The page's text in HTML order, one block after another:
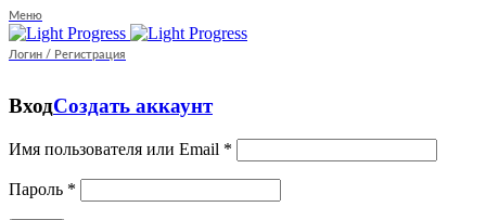
Меню
Логин / Регистрация
ВходСоздать аккаунт
Имя пользователя или Email *
Пароль *